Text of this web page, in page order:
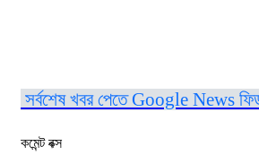
সর্বশেষ খবর পেতে Google News
কমেন্ট বক্স